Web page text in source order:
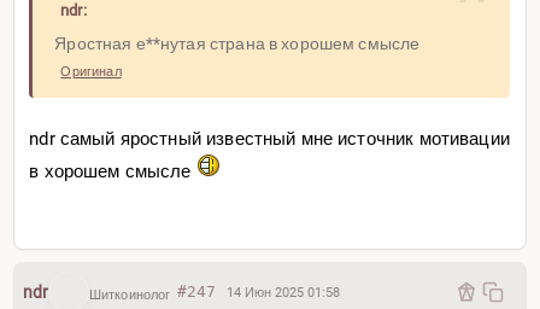
ndr:
Яростная е**нутая страна в хорошем смысле
Оригинал
ndr самый яростный известный мне источник мотивации
в хорошем смысле
ndr Шиткоинолог #247 14 Июн 2025 01:58